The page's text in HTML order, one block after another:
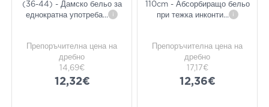
(36-44) - Дамско бельо за
еднократна употреба... i
Препоръчителна цена на
дребно
14,69€
12,32€
110cm - Абсорбиращо бельо
при тежка инконти... i
Препоръчителна цена на
дребно
17,17€
12,36€